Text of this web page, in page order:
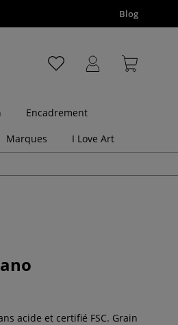
Blog
Encadrement
Marques I Love Art
acide et certifié FSC. Grain